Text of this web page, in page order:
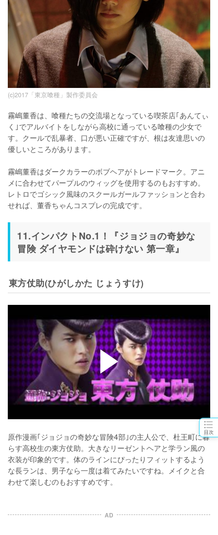
目次
(c)2017「東京喰種」製作委員会
霧嶋董香は、喰種たちの交流場となっている喫茶店｢あんてぃ
く｣でアルバイトをしながら高校に通っている喰種の少女で
す。クールで乱暴者、口が悪い正確ですが、根は友達思いの
優しいところがあります。
霧嶋董香はダークカラーのボブヘアがトレードマーク。アニ
メに合わせてパープルのウィッグを使用するのもおすすめ。
レトロでゴシック風味のスクールガールファッションと合わ
せれば、董香ちゃんコスプレの完成です。
11.インパクトNo.1！『ジョジョの奇妙な
冒険 ダイヤモンドは砕けない 第一章』
東方仗助(ひがしかた じょうすけ)
原作漫画｢ジョジョの奇妙な冒険4部｣の主人公で、杜王町に暮
らす高校生の東方仗助。大きなリーゼントヘアと学ラン風の
衣装が印象的です。体のラインにぴったりフィットするよう
な長ランは、男子なら一度は着てみたいですね。メイクと合
わせて楽しむのもおすすめです。
AD